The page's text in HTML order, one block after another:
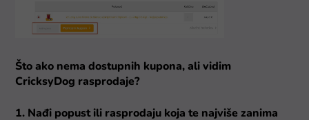
Što ako nema dostupnih kupona, ali vidim
CricksyDog rasprodaje?
1. Nađi popust ili rasprodaju koja te najviše zanima